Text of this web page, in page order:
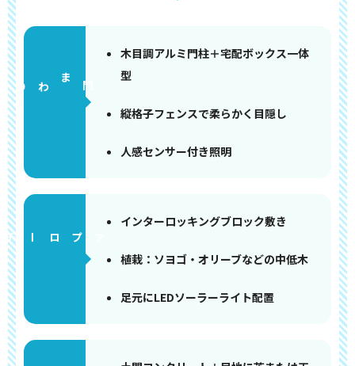
門まわり
木目調アルミ門柱＋宅配ボックス一体
型
縦格子フェンスで柔らかく目隠し
人感センサー付き照明
アプローチ
インターロッキングブロック敷き
植栽：ソヨゴ・オリーブなどの中低木
足元にLEDソーラーライト配置